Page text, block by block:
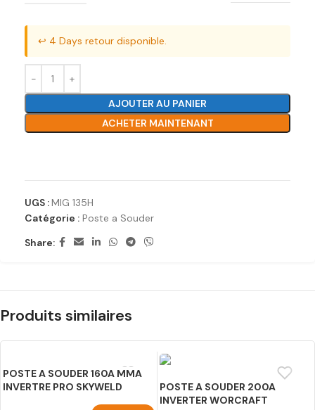
↩️ 4 Days retour disponible.
AJOUTER AU PANIER
ACHETER MAINTENANT
UGS :MIG 135H
Catégorie : Poste a Souder
Share:
Produits similaires
POSTE A SOUDER 160A MMA
INVERTRE PRO SKYWELD
POSTE A SOUDER 200A
INVERTER WORCRAFT